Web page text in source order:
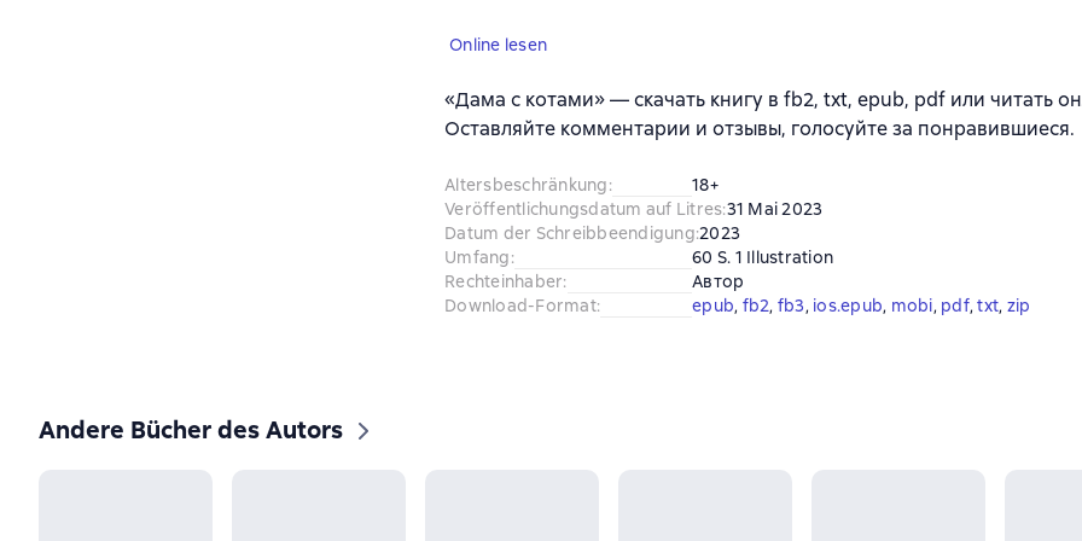
Online lesen
«Дама с котами» — скачать книгу в fb2, txt, epub, pdf или читать
Оставляйте комментарии и отзывы, голосуйте за понравившиеся.
Altersbeschränkung:
18+
Veröffentlichungsdatum auf Litres:31 Mai 2023
Datum der Schreibbeendigung:2023
Umfang:
60 S. 1 Illustration
Rechteinhaber:
Автор
Download-Format: epub, fb2, fb3, ios.epub, mobi, pdf, txt, zip
Andere Bücher des Autors